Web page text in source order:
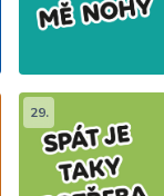
29.